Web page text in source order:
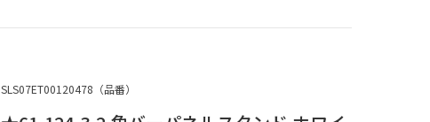
SLS07ET00120478（品番）